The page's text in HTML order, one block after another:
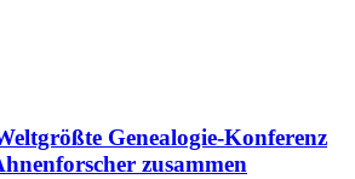
Genealogie-Konferenz
zusammen